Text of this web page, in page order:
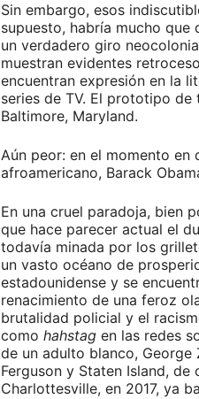
Sin embargo, esos
supuesto, habría mucho que
un verdadero giro
muestran evidentes
encuentran expresión en la
series de TV. El prototipo
Baltimore, Maryland.
Aún peor: en el momento
afroamericano, Barack
En una cruel paradoja, bien
que hace parecer actual el
todavía minada por los
un vasto océano de
estadounidense y se
renacimiento de una feroz
brutalidad policial y el
como hahstag en las redes
de un adulto blanco, George
Ferguson y Staten Island,
Charlottesville, en 2017, ya